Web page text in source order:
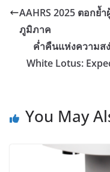
AAHRS 2025 ตอกย้
ภูมิภาค
ค่ำคืนแห่งความสง่
White Lotus:
You May